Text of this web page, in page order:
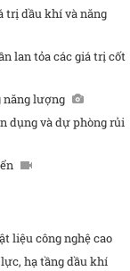
trị dầu khí và năng
lan tỏa các giá trị cốt
năng lượng
dụng và dự phòng rủi
liệu công nghệ cao
hạ tầng dầu khí